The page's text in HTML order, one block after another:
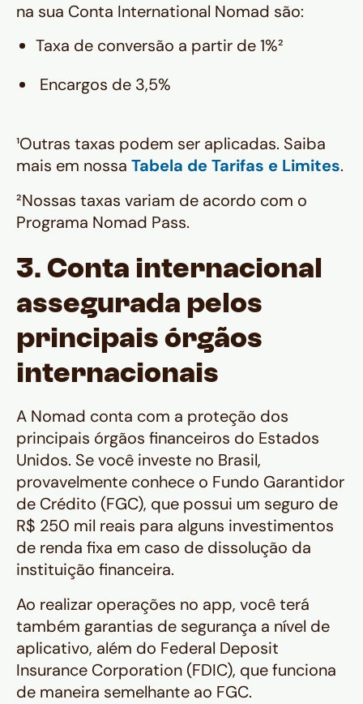
na sua Conta International Nomad são:
Taxa de conversão a partir de 1%²
Encargos de 3,5%
¹Outras taxas podem ser aplicadas. Saiba
mais em nossa Tabela de Tarifas e Limites.
²Nossas taxas variam de acordo com o
Programa Nomad Pass.
3. Conta internacional
assegurada pelos
principais órgãos
internacionais
A Nomad conta com a proteção dos
principais órgãos financeiros do Estados
Unidos. Se você investe no Brasil,
provavelmente conhece o Fundo Garantidor
de Crédito (FGC), que possui um seguro de
R$ 250 mil reais para alguns investimentos
de renda fixa em caso de dissolução da
instituição financeira.
Ao realizar operações no app, você terá
também garantias de segurança a nível de
aplicativo, além do Federal Deposit
Insurance Corporation (FDIC), que funciona
de maneira semelhante ao FGC.